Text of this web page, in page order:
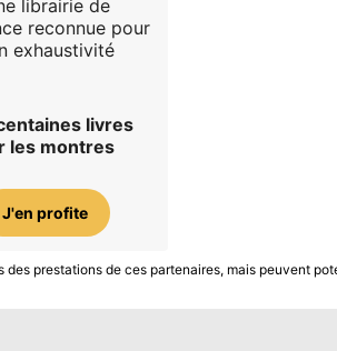
librairie de
reconnue pour
exhaustivité
livres
les montres
J'en profite
prestations de ces partenaires, mais peuvent